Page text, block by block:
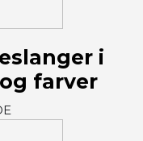
i
farver